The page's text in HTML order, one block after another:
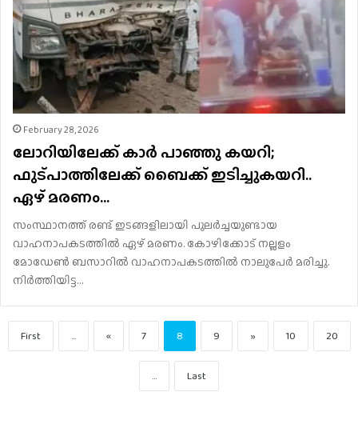
February 28, 2026
ലോറിയിലേക്ക് കാര്‍ പാഞ്ഞു കയറി;
ഫുട്പാത്തിലേക്ക് ബൈക്ക് ഇടിച്ചുകയറി..
ഏഴ് മരണം…
സംസ്ഥാനത്ത് രണ്ട് ഇടങ്ങളിലായി പുലര്‍ച്ചയുണ്ടായ
വാഹനാപകടത്തില്‍ ഏഴ് മരണം. കോഴിക്കോട് നല്ലളം
മോഡേണ്‍ ബസാറില്‍ വാഹനാപകടത്തില്‍ നാലുപേര്‍ മരിച്ചു.
നിര്‍ത്തിയിട്ട…
First ... « 7 8 9 » 10 20
... Last